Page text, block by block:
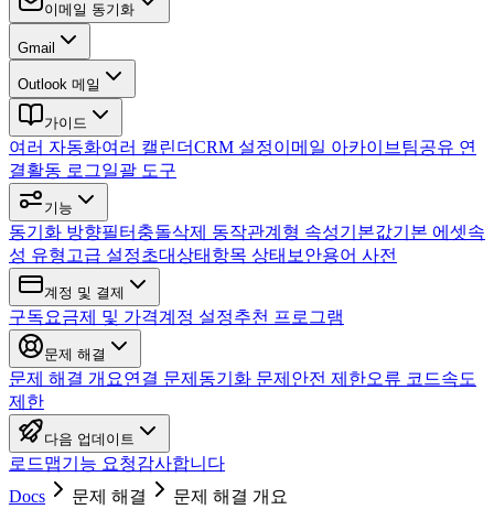
이메일 동기화
Gmail
Outlook 메일
가이드
여러 자동화여러 캘린더CRM 설정이메일 아카이브 팀공유 연
결활동 로그일괄 도구
기능
동기화 방향필터 충돌삭제 동작관계형 속성기본값기본 에셋속
성 유형 고급 설정초대상태 항목 상태 보안용어 사전
계정 및 결제
구독요금제 및 가격계정 설정추천 프로그램
문제 해결
문제 해결 개요연결 문제 동기화 문제 안전 제한오류 코드속도
제한
다음 업데이트
로드맵기능 요청감사합니다
Docs
문제 해결 문제 해결 개요